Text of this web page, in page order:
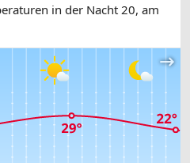
in der Nacht 20, am